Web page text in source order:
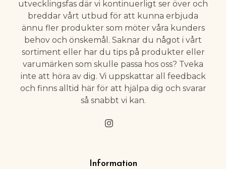
utvecklingsfas där vi kontinuerligt ser över och
breddar vårt utbud för att kunna erbjuda
ännu fler produkter som möter våra kunders
behov och önskemål. Saknar du något i vårt
sortiment eller har du tips på produkter eller
varumärken som skulle passa hos oss? Tveka
inte att höra av dig. Vi uppskattar all feedback
och finns alltid här för att hjälpa dig och svarar
så snabbt vi kan.
Information